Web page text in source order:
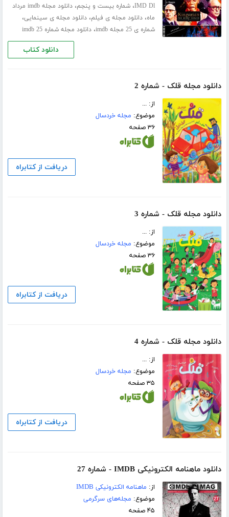
IMD Dl،شماره بیست و پنجم،
دانلود مجله imdb مرداد
ماه،دانلود مجله ی فیلم،دانلود مجله ی سینمایی،
شماره ی 25 مجله imdb ،دانلود مجله شماره 25 imdb
دانلود کتاب
دانلود مجله قلک - شماره 2
از: ...
موضوع: مجله خردسال
۳۶ صفحه
دریافت از کتابراه
دانلود مجله قلک - شماره 3
از: ...
موضوع: مجله خردسال
۳۶ صفحه
دریافت از کتابراه
دانلود مجله قلک - شماره 4
از: ...
موضوع: مجله خردسال
۳۵ صفحه
دریافت از کتابراه
دانلود ماهنامه الکترونیکی IMDB - شماره 27
از: ماهنامه الکترونیکی IMDB
موضوع: مجله‌های سرگرمی
۴۵ صفحه